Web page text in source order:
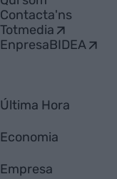
Contacta'ns
Totmedia
EnpresaBIDEA
Última Hora
Economia
Empresa